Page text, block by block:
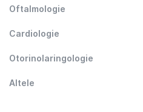
Oftalmologie
Cardiologie
Otorinolaringologie
Altele